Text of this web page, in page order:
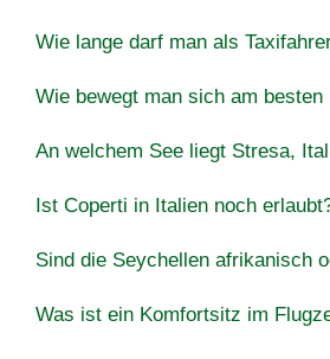
Wie lange darf man als
Wie bewegt man sich am besten
An welchem ​​See liegt Stresa,
Ist Coperti in Italien noch
Sind die Seychellen afrikanisch
Was ist ein Komfortsitz im